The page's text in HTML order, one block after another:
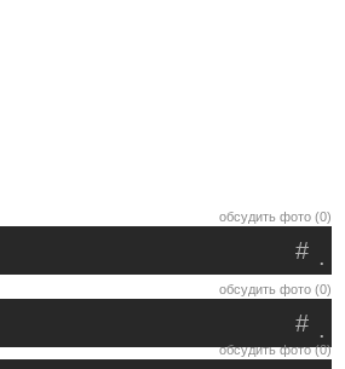
обсудить фото (0)
.
#
обсудить фото (0)
.
#
обсудить фото (0)